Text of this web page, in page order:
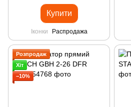
Купити
Іконки Распродажа
Розпродаж
Хіт
−10%